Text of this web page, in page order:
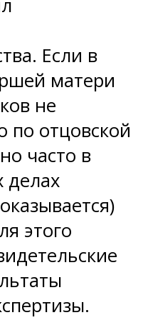
Если в
матери
не
по отцовской
часто в
делах
этого